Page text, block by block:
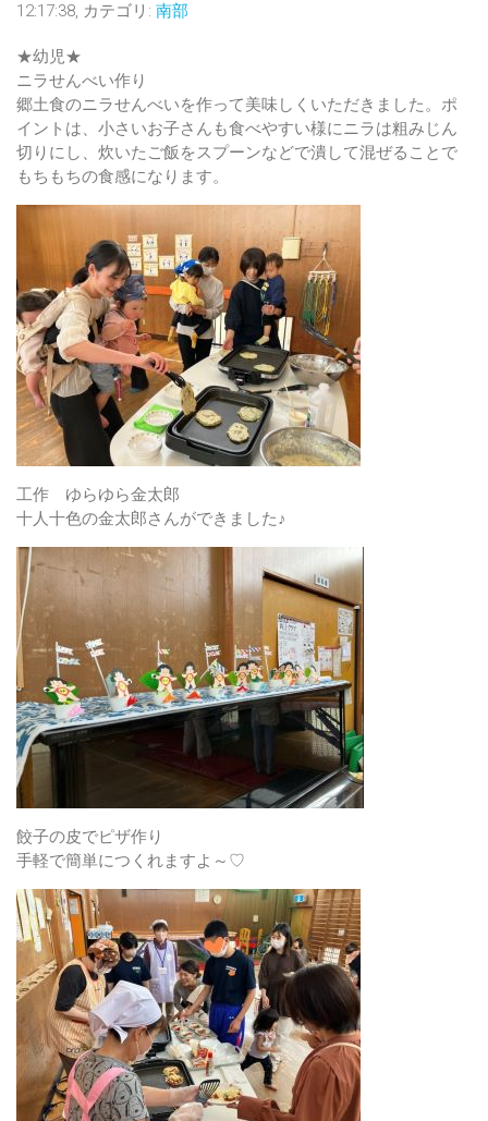
12:17:38, カテゴリ: 南部
★幼児★
ニラせんべい作り
郷土食のニラせんべいを作って美味しくいただきました。ポ
イントは、小さいお子さんも食べやすい様にニラは粗みじん
切りにし、炊いたご飯をスプーンなどで潰して混ぜることで
もちもちの食感になります。
工作 ゆらゆら金太郎
十人十色の金太郎さんができました♪
餃子の皮でピザ作り
手軽で簡単につくれますよ～♡